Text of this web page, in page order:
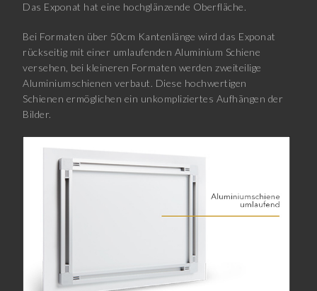
Das Exponat hat eine hochglänzende Oberfläche.
Bei Formaten über 50cm Kantenlänge wird das Exponat
rückseitig mit einer umlaufenden Aluminium Schiene
versehen, bei kleineren Formaten werden zweiteilige
Aluminiumschienen verbaut. Diese hochwertigen
Schienen ermöglichen ein unkompliziertes Aufhängen der
Bilder.